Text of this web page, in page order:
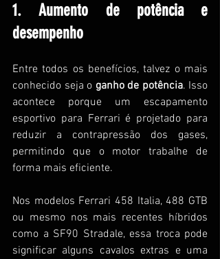
1. Aumento de potência e
desempenho
Entre todos os benefícios, talvez o mais
conhecido seja o ganho de potência. Isso
acontece porque um escapamento
esportivo para Ferrari é projetado para
reduzir a contrapressão dos gases,
permitindo que o motor trabalhe de
forma mais eficiente.
Nos modelos Ferrari 458 Italia, 488 GTB
ou mesmo nos mais recentes híbridos
como a SF90 Stradale, essa troca pode
significar alguns cavalos extras e uma